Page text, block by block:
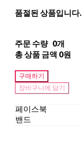
품절된 상품입니다.
주문 수량 0개
총 상품 금액 0원
구매하기
장바구니에 담기
페이스북
밴드